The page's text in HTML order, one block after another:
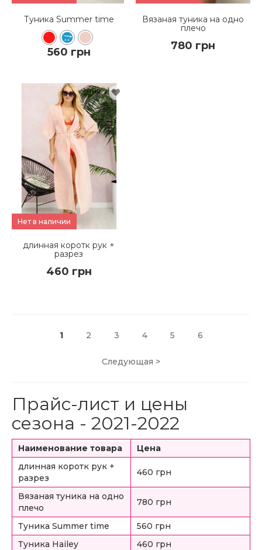
КУПИТЬ
ПОДРОБНЕЕ
Туника Summer time
560 грн
Вязаная туника на одно
плечо
780 грн
Нет в наличии
длинная коротк рук +
разрез
460 грн
1 2 3 4 5 6
Следующая >
Прайс-лист и цены
сезона - 2021-2022
Наименование товара
Цена
длинная коротк рук +
разрез
460 грн
Вязаная туника на одно
плечо
780 грн
Туника Summer time
560 грн
Туника Hailey
460 грн